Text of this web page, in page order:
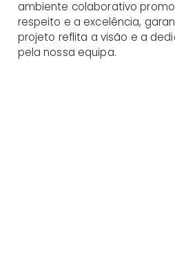
ambiente colaborativo
respeito e a excelência,
projeto reflita a visão e a
pela nossa equipa.